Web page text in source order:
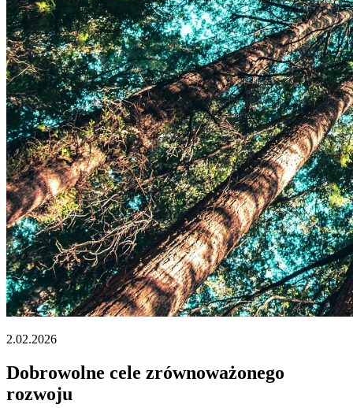
2.02.2026
Dobrowolne cele zrównoważonego
rozwoju